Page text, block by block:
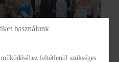
a K&H Egészséges
közös pályázatán
használunk
feltétlenül szükséges